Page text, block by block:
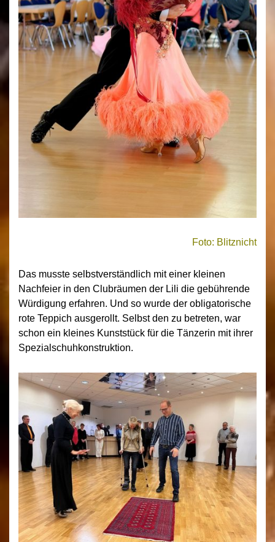
Foto: Blitznicht
Das musste selbstverständlich mit einer kleinen
Nachfeier in den Clubräumen der Lili die gebührende
Würdigung erfahren. Und so wurde der obligatorische
rote Teppich ausgerollt. Selbst den zu betreten, war
schon ein kleines Kunststück für die Tänzerin mit ihrer
Spezialschuhkonstruktion.